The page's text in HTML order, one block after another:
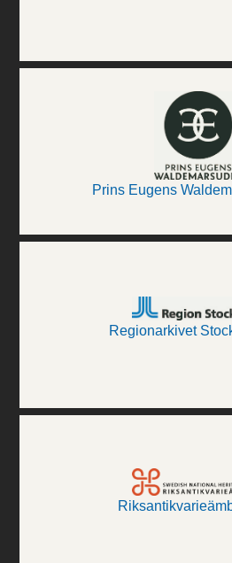
Prins Eugens
Regionarkivet